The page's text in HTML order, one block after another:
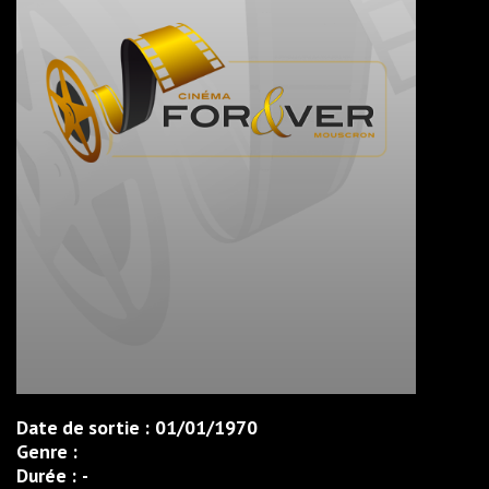
Date de sortie : 01/01/1970
Genre :
Durée : -